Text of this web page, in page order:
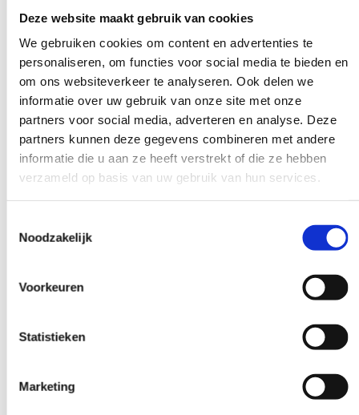
Deze website maakt gebruik van cookies
We gebruiken cookies om content en advertenties te
personaliseren, om functies voor social media te bieden en
om ons websiteverkeer te analyseren. Ook delen we
informatie over uw gebruik van onze site met onze
partners voor social media, adverteren en analyse. Deze
partners kunnen deze gegevens combineren met andere
informatie die u aan ze heeft verstrekt of die ze hebben
verzameld op basis van uw gebruik van hun services.
Noodzakelijk
Voorkeuren
Statistieken
Marketing
Szybko odbierane pojemniki na odpady
Nie chcesz, aby pojemnik na odpady był
niepotrzebnie długo pozostawiony.
Zadzwoń do nas, a zanim się zorientujesz,
zostanie on odebrany; spróbuj tego z
razu otrzymujesz rachunek. Nie daj się